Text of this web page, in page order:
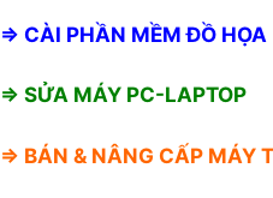
⇒ CÀI PHẦN MỀM ĐỒ HỌA
⇒ SỬA MÁY PC-LAPTOP
⇒ BÁN & NÂNG CẤP MÁY